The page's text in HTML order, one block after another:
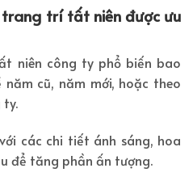
trí tất niên được ưu
niên công ty phổ biến bao
cũ, năm mới, hoặc theo
ty.
các chi tiết ánh sáng, hoa
để tăng phần ấn tượng.